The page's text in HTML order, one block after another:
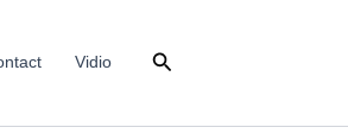
Vidio Search